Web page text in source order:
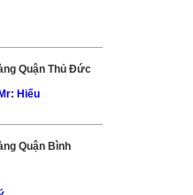
Quận Thủ Đức
Hiếu
Quận Bình